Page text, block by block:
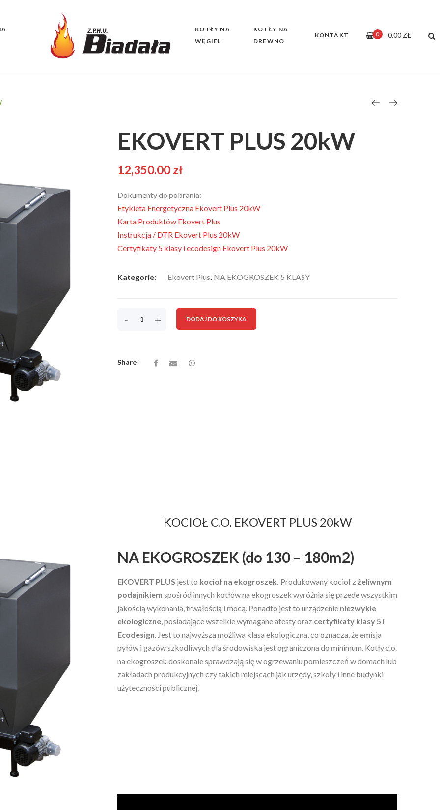
KOTŁY NA
WĘGIEL
KOTŁY NA
DREWNO
KONTAKT 0 0.00 ZŁ
EKOVERT PLUS 20kW
12,350.00 zł
Dokumenty do pobrania:
Etykieta Energetyczna Ekovert Plus 20kW
Karta Produktów Ekovert Plus
Instrukcja / DTR Ekovert Plus 20kW
Certyfikaty 5 klasy i ecodesign Ekovert Plus 20kW
Kategorie: Ekovert Plus, NA EKOGROSZEK 5 KLASY
- + DODAJ DO KOSZYKA
Share:
KOCIOŁ C.O. EKOVERT PLUS 20kW
NA EKOGROSZEK (do 130 – 180m2)
EKOVERT PLUS jest to kocioł na ekogroszek. Produkowany kocioł z żeliwnym
podajnikiem spośród innych kotłów na ekogroszek wyróżnia się przede wszystkim
jakością wykonania, trwałością i mocą. Ponadto jest to urządzenie niezwykle
ekologiczne, posiadające wszelkie wymagane atesty oraz certyfikaty klasy 5 i
Ecodesign. Jest to najwyższa możliwa klasa ekologiczna, co oznacza, że emisja
pyłów i gazów szkodliwych dla środowiska jest ograniczona do minimum. Kotły c.o.
na ekogroszek doskonale sprawdzają się w ogrzewaniu pomieszczeń w domach lub
zakładach produkcyjnych czy takich miejscach jak urzędy, szkoły i inne budynki
użyteczności publicznej.